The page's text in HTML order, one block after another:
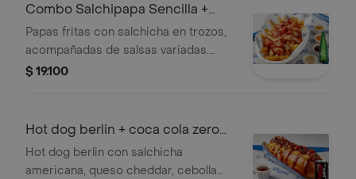
Combo Salchipapa Sencilla +
Manantial con Gas 300 ml
Papas fritas con salchicha en trozos,
acompañadas de salsas variadas.
Incluye agua Manantial con gas de
$ 19.100
Hot dog berlin + coca cola zero
235 ml
Hot dog berlin con salchicha
americana, queso cheddar, cebolla